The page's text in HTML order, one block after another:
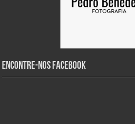
Encontre-nos Facebook